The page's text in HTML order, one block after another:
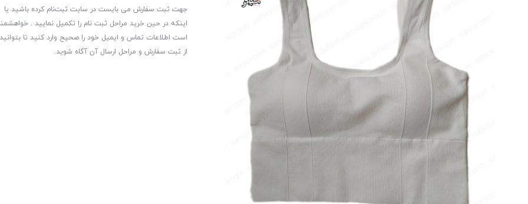
جهت ثبت سفارش می بایست در سایت ثبت‌نام کرده باشید یا
اینکه در حین خرید مراحل ثبت نام را تکمیل نمایید .
است اطلاعات تماس و ایمیل خود را صحیح وارد کنید تا بتوانید
از ثبت سفارش و مراحل ارسال آن آگاه شوید.